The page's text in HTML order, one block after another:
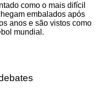
como o mais difícil
embalados após
anos e são vistos como
mundial.